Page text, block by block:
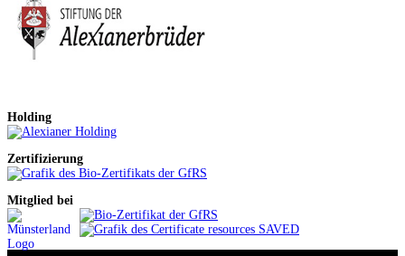
Holding
Zertifizierung
Mitglied bei